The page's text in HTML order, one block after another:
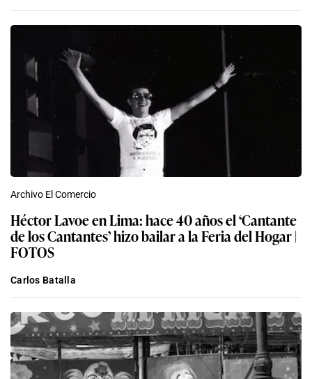
Archivo El Comercio
Héctor Lavoe en Lima: hace 40 años el ‘Cantante
de los Cantantes’ hizo bailar a la Feria del Hogar |
FOTOS
Carlos Batalla